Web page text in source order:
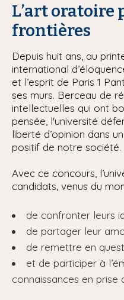
L’art oratoire
frontières
Depuis huit ans, au
international
et l’esprit de Paris 1
ses murs. Berceau de
intellectuelles qui ont
pensée, l'université
liberté d’opinion dans
positif de notre société.
Avec ce concours,
candidats, venus du
de confronter leurs
de partager leur
de remettre en
et de participer à
connaissances en